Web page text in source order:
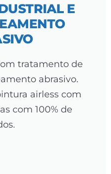
E
tratamento de
abrasivo.
airless com
com 100% de